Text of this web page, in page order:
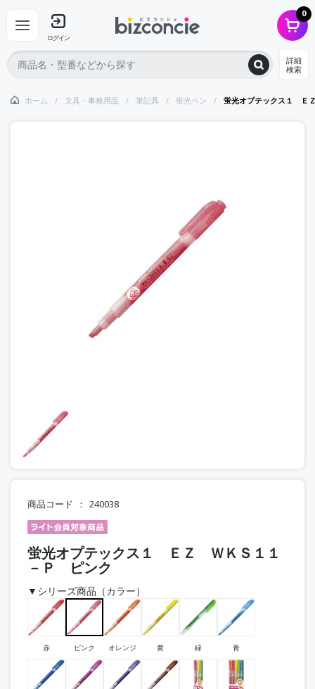
ログイン
0
詳細
検索
ホーム 文具・事務用品 筆記具 蛍光ペン 蛍光オプテックス１ Ｅ
商品コード 240038
蛍光オプテックス１ ＥＺ ＷＫＳ１１
－Ｐ ピンク
▼シリーズ商品（カラー）
赤 ピンク オレンジ 黄 緑 青